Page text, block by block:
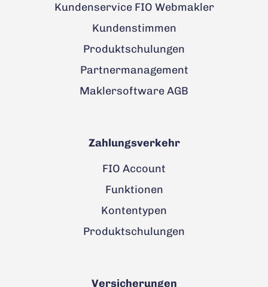
Kundenservice FIO Webmakler
Kundenstimmen
Produktschulungen
Partnermanagement
Maklersoftware AGB
Zahlungsverkehr
FIO Account
Funktionen
Kontentypen
Produktschulungen
Versicherungen